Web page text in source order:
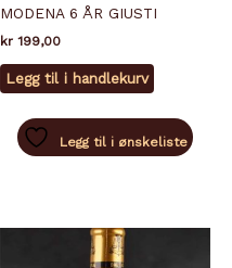
MODENA 6 ÅR GIUSTI
kr 199,00
Legg til i handlekurv
Legg til i ønskeliste